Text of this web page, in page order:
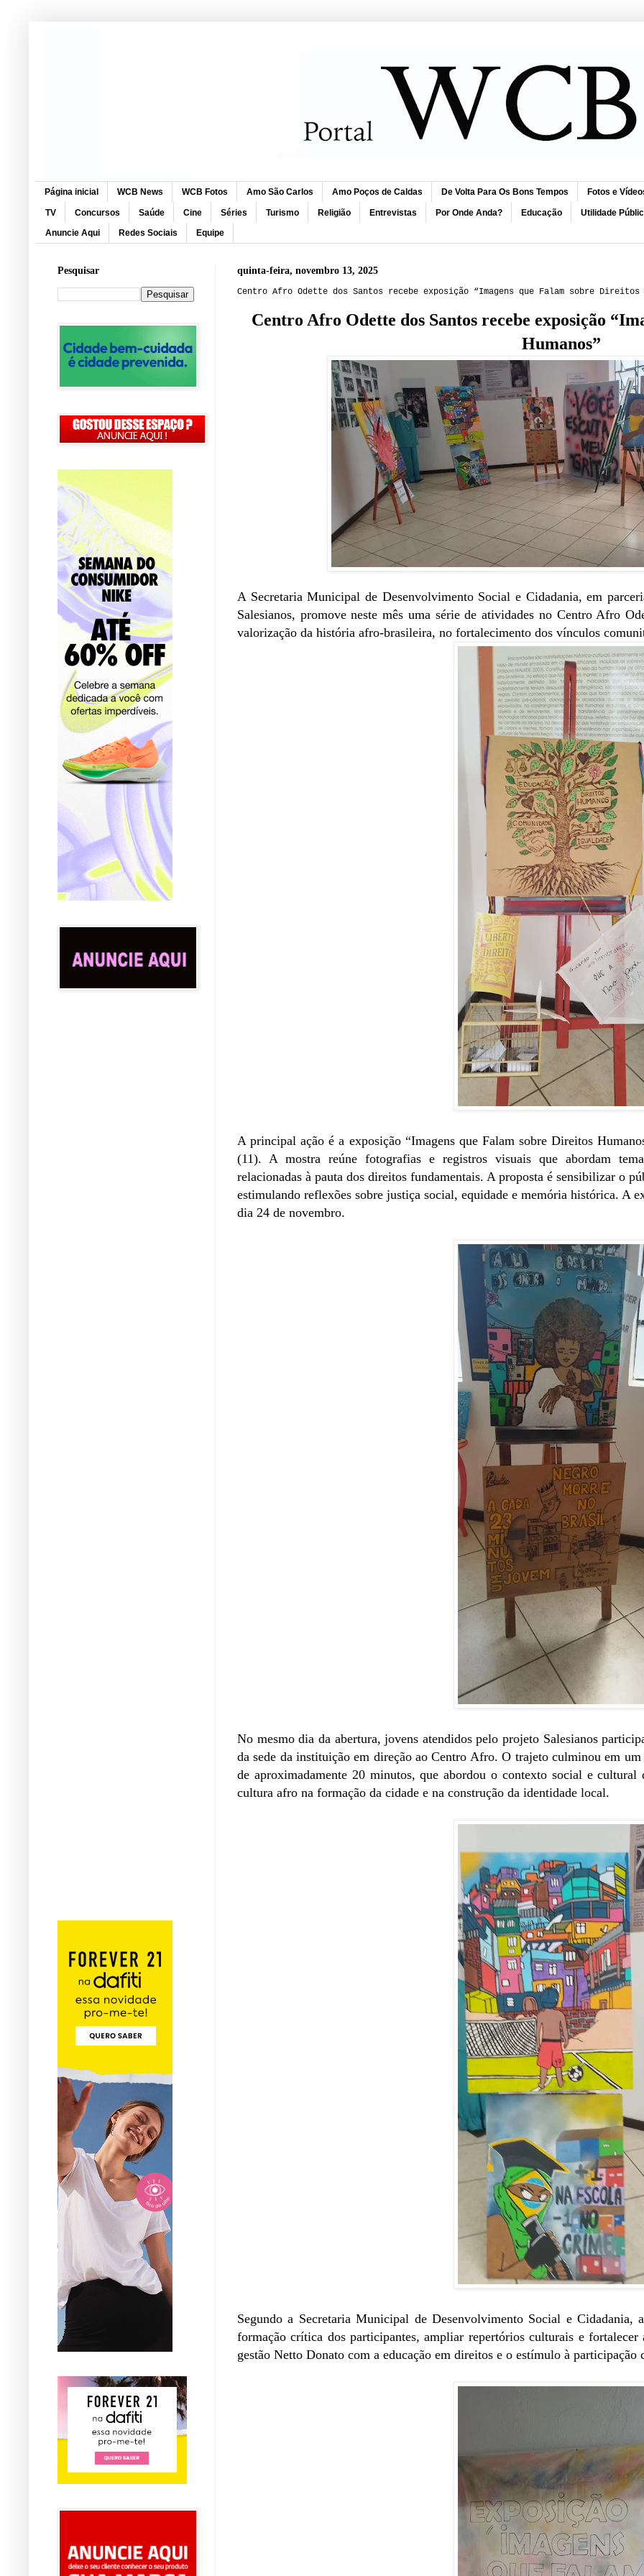
Página inicial WCB News WCB Fotos Amo São Carlos Amo Poços de Caldas De Volta Para Os Bons Tempos Fotos e
TV Concursos Saúde Cine Séries Turismo Religião Entrevistas Por Onde Anda? Educação Utilidade
Anuncie Aqui Redes Sociais Equipe
quinta-feira, novembro 13, 2025
Centro Afro Odette dos Santos recebe exposição “Imagens que Falam sobre Direitos
Centro Afro Odette dos Santos recebe exposição
Humanos”
A Secretaria Municipal de Desenvolvimento Social e Cidadania, em
Salesianos, promove neste mês uma série de atividades no Centro Afro
valorização da história afro-brasileira, no fortalecimento dos vínculos
A principal ação é a exposição “Imagens que Falam sobre Direitos
(11). A mostra reúne fotografias e registros visuais que abordam
relacionadas à pauta dos direitos fundamentais. A proposta é sensibilizar o
estimulando reflexões sobre justiça social, equidade e memória histórica. A
dia 24 de novembro.
No mesmo dia da abertura, jovens atendidos pelo projeto Salesianos
da sede da instituição em direção ao Centro Afro. O trajeto culminou em
de aproximadamente 20 minutos, que abordou o contexto social e cultural
cultura afro na formação da cidade e na construção da identidade local.
Segundo a Secretaria Municipal de Desenvolvimento Social e
formação crítica dos participantes, ampliar repertórios culturais e
gestão Netto Donato com a educação em direitos e o estímulo à participação
Pesquisar